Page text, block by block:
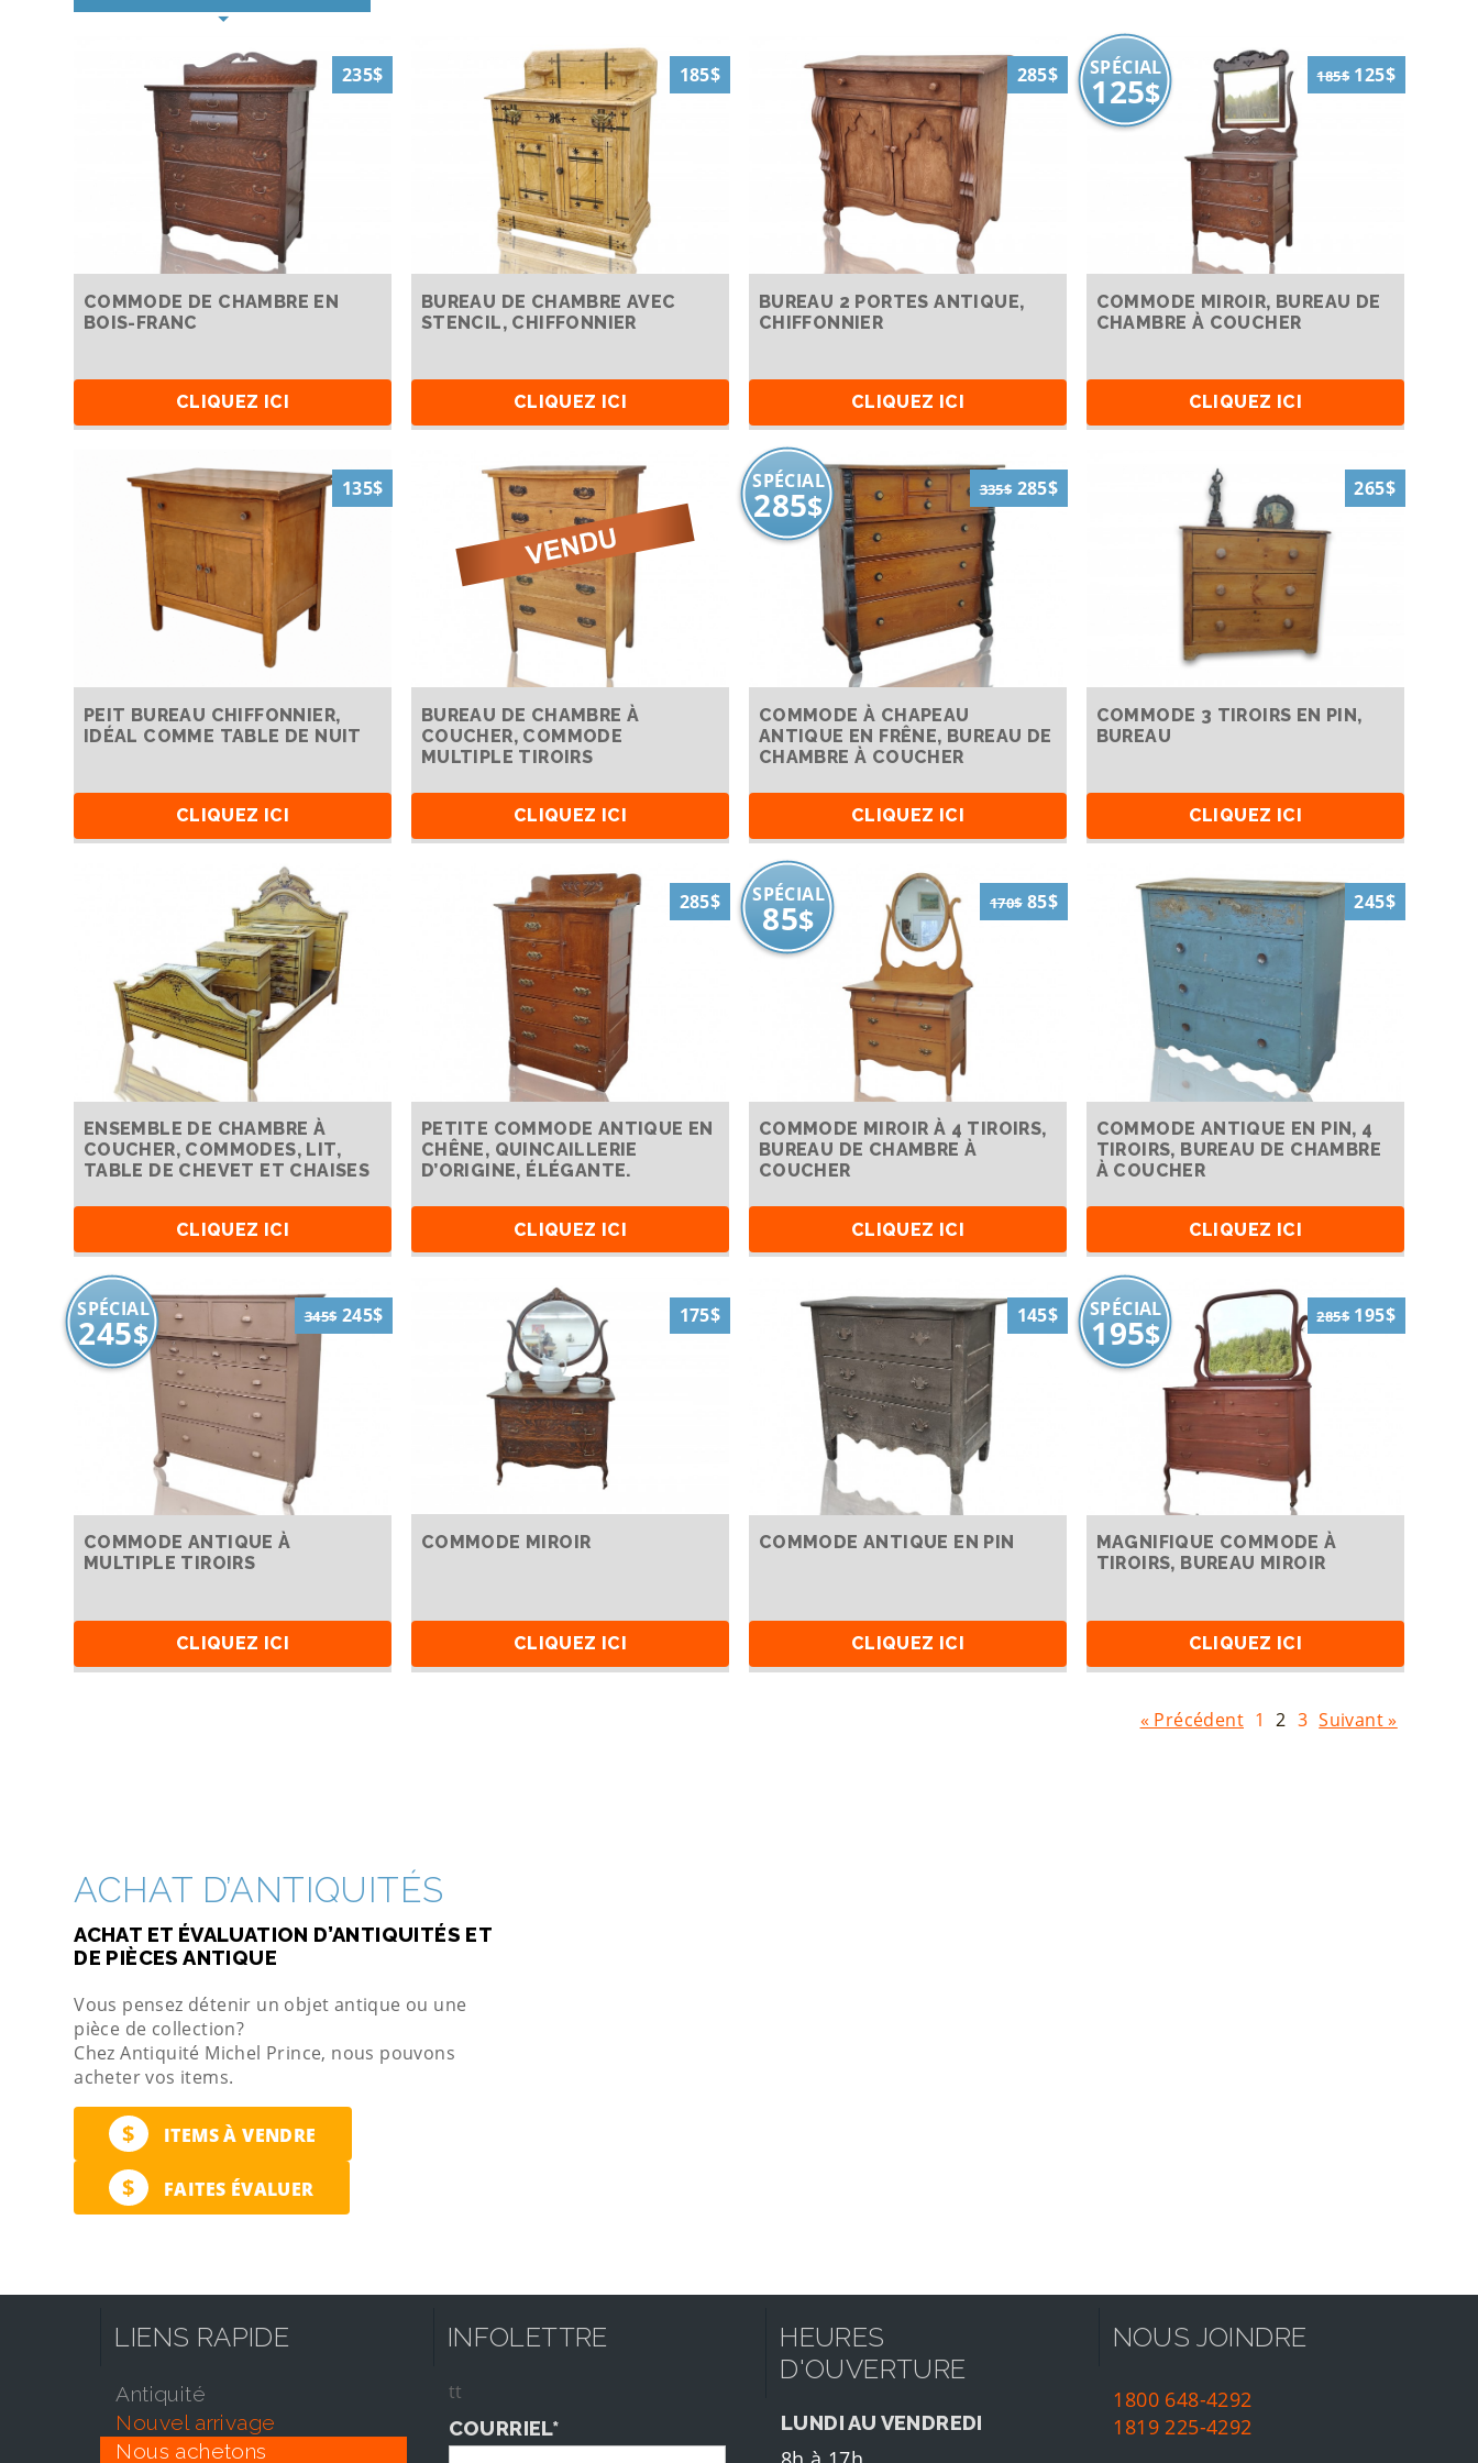
235$
COMMODE DE CHAMBRE EN
BOIS-FRANC
CLIQUEZ ICI
185$
BUREAU DE CHAMBRE AVEC
STENCIL, CHIFFONNIER
CLIQUEZ ICI
285$
BUREAU 2 PORTES ANTIQUE,
CHIFFONNIER
CLIQUEZ ICI
SPÉCIAL
125$ 185$ 125$
COMMODE MIROIR, BUREAU DE
CHAMBRE À COUCHER
CLIQUEZ ICI
135$
PEIT BUREAU CHIFFONNIER,
IDÉAL COMME TABLE DE NUIT
CLIQUEZ ICI
BUREAU DE CHAMBRE À
COUCHER, COMMODE
MULTIPLE TIROIRS
CLIQUEZ ICI
SPÉCIAL
285$ 335$285$
COMMODE À CHAPEAU
ANTIQUE EN FRÊNE, BUREAU DE
CHAMBRE À COUCHER
CLIQUEZ ICI
265$
COMMODE 3 TIROIRS EN PIN,
BUREAU
CLIQUEZ ICI
ENSEMBLE DE CHAMBRE À
COUCHER, COMMODES, LIT,
TABLE DE CHEVET ET CHAISES
CLIQUEZ ICI
285$
PETITE COMMODE ANTIQUE EN
CHÊNE, QUINCAILLERIE
D’ORIGINE, ÉLÉGANTE.
CLIQUEZ ICI
SPÉCIAL
85$ 170$85$
COMMODE MIROIR À 4 TIROIRS,
BUREAU DE CHAMBRE À
COUCHER
CLIQUEZ ICI
245$
COMMODE ANTIQUE EN PIN, 4
TIROIRS, BUREAU DE CHAMBRE
À COUCHER
CLIQUEZ ICI
SPÉCIAL
245$ 345$245$
COMMODE ANTIQUE À
MULTIPLE TIROIRS
CLIQUEZ ICI
175$
COMMODE MIROIR
CLIQUEZ ICI
145$
COMMODE ANTIQUE EN PIN
CLIQUEZ ICI
SPÉCIAL
195$ 285$ 195$
MAGNIFIQUE COMMODE À
TIROIRS, BUREAU MIROIR
CLIQUEZ ICI
« Précédent 1 2 3 Suivant »
ACHAT D’ANTIQUITÉS
ACHAT ET ÉVALUATION D’ANTIQUITÉS ET
DE PIÈCES ANTIQUE
Vous pensez détenir un objet antique ou une
pièce de collection?
Chez Antiquité Michel Prince, nous pouvons
acheter vos items.
$ ITEMS À VENDRE
$ FAITES ÉVALUER
LIENS RAPIDE
antiquité
nouvel arrivage
nous achetons
INFOLETTRE
tt
COURRIEL*
HEURES
D'OUVERTURE
LUNDI AU VENDREDI
NOUS JOINDRE
1800 648-4292
1819 225-4292